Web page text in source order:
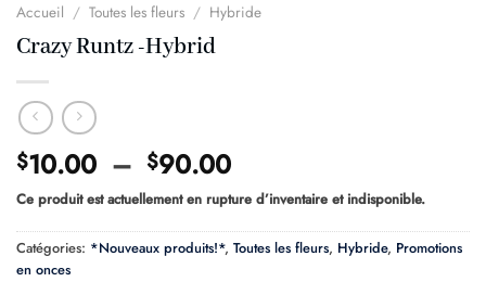
Accueil / Toutes les fleurs / Hybride
Crazy Runtz -Hybrid
$10.00 – $90.00Plage
de
prix :
$10.00
Ce produit est actuellement en rupture d’inventaire et indisponible.
Catégories: *Nouveaux produits!*, Toutes les fleurs, Hybride, Promotions
en onces